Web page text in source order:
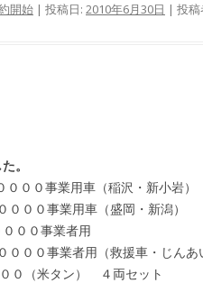
開始 | 投稿日: 2010年6月30日 | 投稿
。
００事業用車（稲沢・新小岩）
００事業用車（盛岡・新潟）
００事業者用
００事業者用（救援車・じんあ
０（米タン） ４両セット